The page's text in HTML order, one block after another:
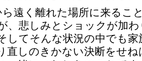
ら遠く離れた場所に来るこ
、悲しみとショックが加
してそんな状況の中でも
直しのきかない決断をせ